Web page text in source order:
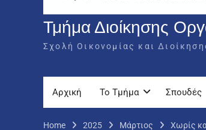
Τμήμα Διοίκησης
Σχολή Οικονομίας και
Αρχική Το Τμήμα Σπουδές
Home 2025 Μάρτιος Χωρίς